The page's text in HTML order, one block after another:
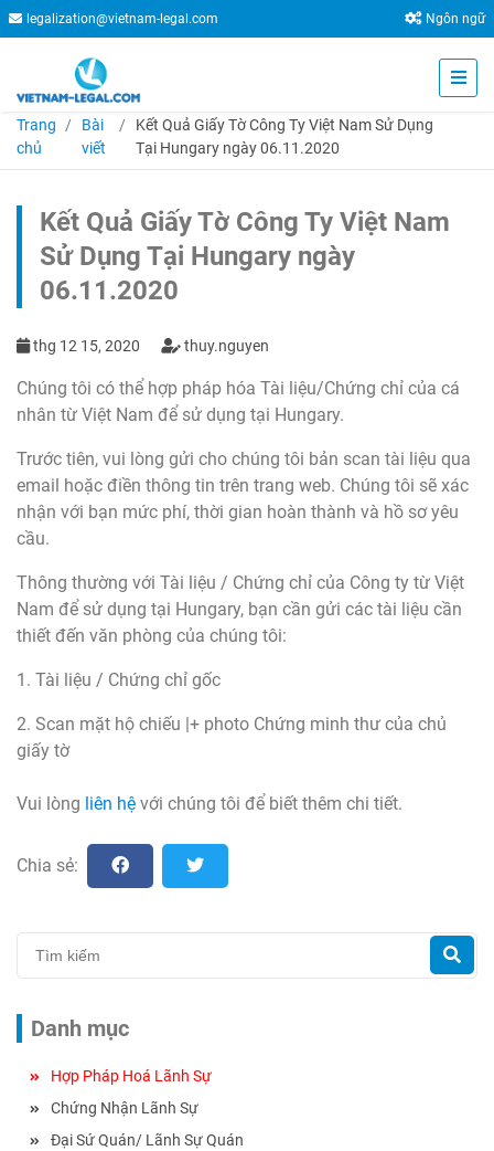
legalization@vietnam-legal.com Ngôn ngữ
Trang
chủ
Bài
viết
Kết Quả Giấy Tờ Công Ty Việt Nam Sử Dụng
Tại Hungary ngày 06.11.2020
Kết Quả Giấy Tờ Công Ty Việt Nam
Sử Dụng Tại Hungary ngày
06.11.2020
thg 12 15, 2020 thuy.nguyen
Chúng tôi có thể hợp pháp hóa Tài liệu/Chứng chỉ của cá
nhân từ Việt Nam để sử dụng tại Hungary.
Trước tiên, vui lòng gửi cho chúng tôi bản scan tài liệu qua
email hoặc điền thông tin trên trang web. Chúng tôi sẽ xác
nhận với bạn mức phí, thời gian hoàn thành và hồ sơ yêu
cầu.
Thông thường với Tài liệu / Chứng chỉ của Công ty từ Việt
Nam để sử dụng tại Hungary, bạn cần gửi các tài liệu cần
thiết đến văn phòng của chúng tôi:
1. Tài liệu / Chứng chỉ gốc
2. Scan mặt hộ chiếu |+ photo Chứng minh thư của chủ
giấy tờ
Vui lòng liên hệ với chúng tôi để biết thêm chi tiết.
Chia sẻ:
Danh mục
Hợp Pháp Hoá Lãnh Sự
Chứng Nhận Lãnh Sự
Đại Sứ Quán/ Lãnh Sự Quán